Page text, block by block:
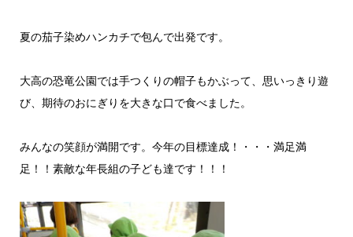
夏の茄子染めハンカチで包んで出発です。
大高の恐竜公園では手つくりの帽子もかぶって、思いっきり遊
び、期待のおにぎりを大きな口で食べました。
みんなの笑顔が満開です。今年の目標達成！・・・満足満
足！！素敵な年長組の子ども達です！！！